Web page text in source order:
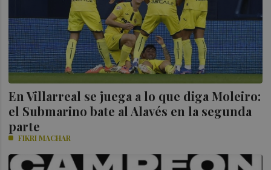
En Villarreal se juega a lo que diga Moleiro:
el Submarino bate al Alavés en la segunda
parte
FIKRI MACHAR